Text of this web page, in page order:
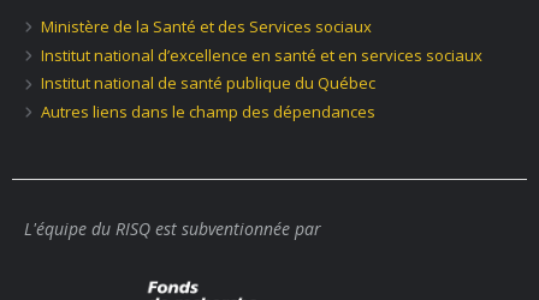
Ministère de la Santé et des Services sociaux
Institut national d’excellence en santé et en services sociaux
Institut national de santé publique du Québec
Autres liens dans le champ des dépendances
L'équipe du RISQ est subventionnée par